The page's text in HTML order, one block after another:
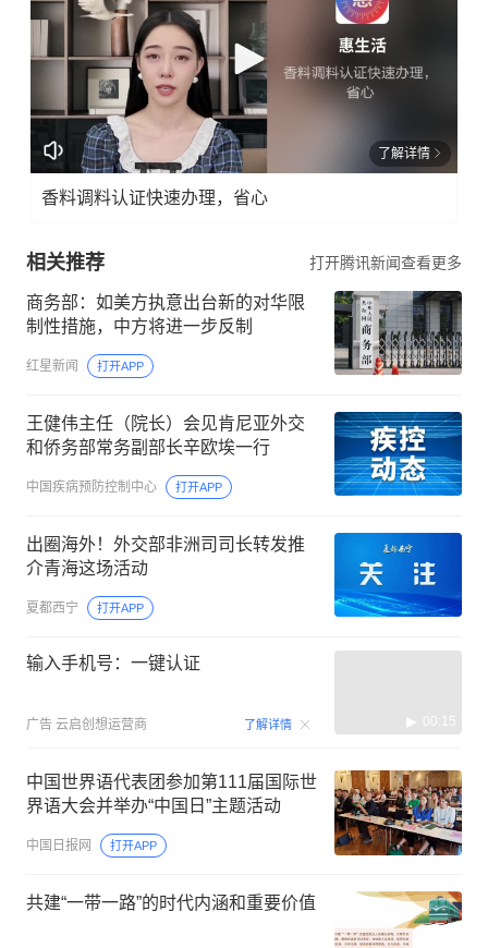
了解详情
香料调料认证快速办理，省心
相关推荐 打开腾讯新闻查看更多
商务部：如美方执意出台新的对华限
制性措施，中方将进一步反制
红星新闻 打开APP
王健伟主任（院长）会见肯尼亚外交
和侨务部常务副部长辛欧埃一行
中国疾病预防控制中心 打开APP
出圈海外！外交部非洲司司长转发推
介青海这场活动
夏都西宁 打开APP
输入手机号：一键认证
广告 云启创想运营商 了解详情 00:15
中国世界语代表团参加第111届国际世
界语大会并举办“中国日”主题活动
中国日报网 打开APP
共建“一带一路”的时代内涵和重要价值